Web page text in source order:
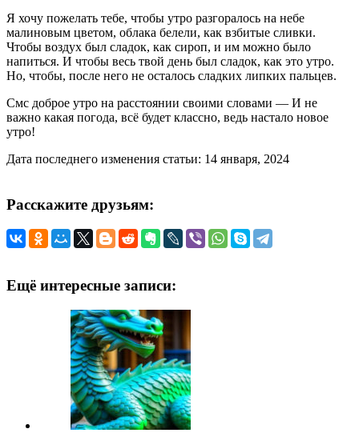
Я хочу пожелать тебе, чтобы утро разгоралось на небе
малиновым цветом, облака белели, как взбитые сливки.
Чтобы воздух был сладок, как сироп, и им можно было
напиться. И чтобы весь твой день был сладок, как это утро.
Но, чтобы, после него не осталось сладких липких пальцев.
Смс доброе утро на расстоянии своими словами — И не
важно какая погода, всё будет классно, ведь настало новое
утро!
Дата последнего изменения статьи: 14 января, 2024
Расскажите друзьям:
Ещё интересные записи: